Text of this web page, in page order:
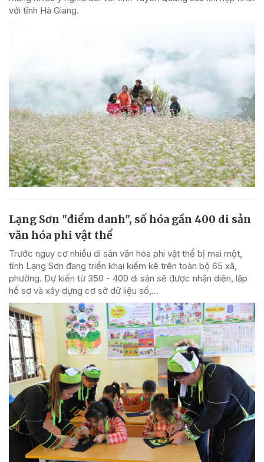
với tỉnh Hà Giang.
Lạng Sơn "điểm danh", số hóa gần 400 di sản
văn hóa phi vật thể
Trước nguy cơ nhiều di sản văn hóa phi vật thể bị mai một,
tỉnh Lạng Sơn đang triển khai kiểm kê trên toàn bộ 65 xã,
phường. Dự kiến từ 350 - 400 di sản sẽ được nhận diện, lập
hồ sơ và xây dựng cơ sở dữ liệu số,...